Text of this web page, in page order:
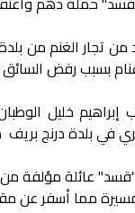
تجار الغنم من
بسبب رفض
خليل
في بلدة درنج بريف
عائلة مؤلفة من
مما أسفر عن مقـ